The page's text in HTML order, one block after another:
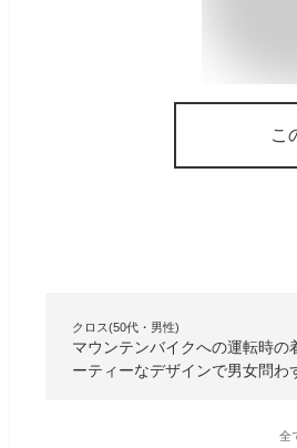
こ
クロス(50代・男性)
マウンテンバイクへの運転時
ーティーなデザインで男女問わ
全